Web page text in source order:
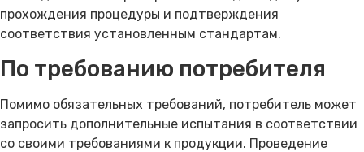
прохождения процедуры и подтверждения
соответствия установленным стандартам.
По требованию потребителя
Помимо обязательных требований, потребитель может
запросить дополнительные испытания в соответствии
со своими требованиями к продукции. Проведение